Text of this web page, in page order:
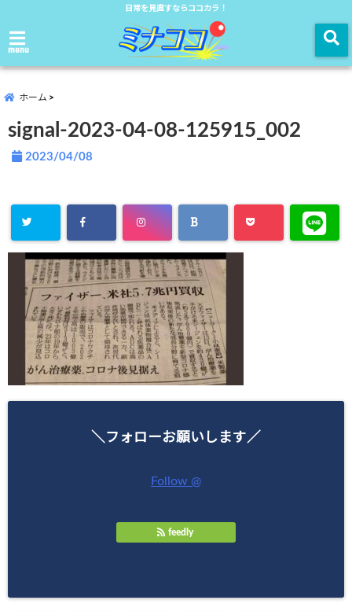
日常を見直すならココカラ！
menu
ホーム
signal-2023-04-08-125915_002
2023/04/08
＼フォローお願いします／
Follow @
feedly